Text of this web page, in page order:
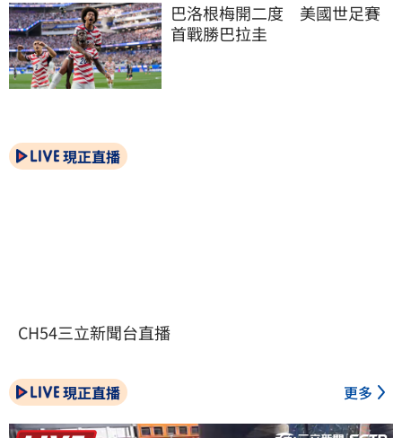
巴洛根梅開二度　美國世足賽
首戰勝巴拉圭
現正直播
CH54三立新聞台直播
現正直播 更多